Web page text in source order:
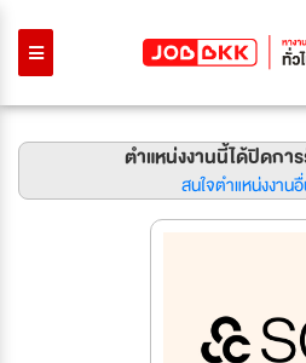
ตำแหน่งงานนี้ได้ปิดกา
สนใจตำแหน่งงาน